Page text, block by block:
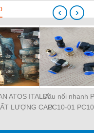
ATOS ITALIA
LƯỢNG CAO
013 HR-013 /
Đầu nối nhanh
PC10-01
PC12-01
‹ ›